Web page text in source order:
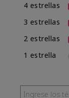
4 estrellas
3 estrellas
2 estrellas
1 estrella